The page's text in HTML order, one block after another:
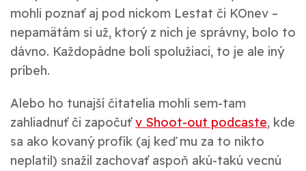
mohli poznať aj pod nickom Lestat či KOnev –
nepamätám si už, ktorý z nich je správny, bolo to
dávno. Každopádne boli spolužiaci, to je ale iný
príbeh.
Alebo ho tunajší čitatelia mohli sem-tam
zahliadnuť či započuťv Shoot-out podcaste, kde
sa ako kovaný profík (aj keď mu za to nikto
neplatil) snažil zachovať aspoň akú-takú vecnú